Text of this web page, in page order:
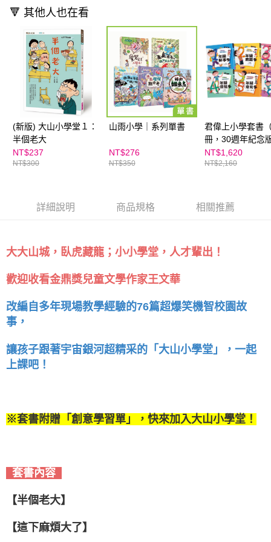
【注意事項】
１．透過由恩沛科技股份有限公司提供之「AFTEE先享後付」服務完成之交
易，需依本服務之必要範圍內提供個人資料，並將交易相關給付款項請求債
權轉讓予恩沛科技股份有限公司。
２．關於個人資料處理事宜，請瀏覽以下網址：
https://aftee.tw/terms/#terms3
３．未成年的使用者請事先徵得法定代理人或監護人之同意方可使用
「AFTEE先享後付」，若未經同意申辦者引起之損失，本公司不負相關責
４．使用「AFTEE先享後付」時，將依據個別帳號之用戶狀況，依本公司即
時審查核予不同之上限額度；若仍有額度不足之情形，本公司將視審查結果
請求用戶進行身份認證。
５．嚴禁一人註冊多個帳號或使用他人資訊註冊。若發現惡意使用之情形，
恩沛科技股份有限公司將有權停止該用戶之使用額度並採取法律行動。
🔻 其他人也在看
(新版) 大山小學堂１：
半個老大
NT$237
NT$300
山雨小學｜系列單書
NT$276
NT$350
君偉上小學套書
冊，30週年紀念
NT$1,620
NT$2,160
詳細說明 商品規格 相關推薦
大大山城，臥虎藏龍；小小學堂，人才輩出！
歡迎收看金鼎獎兒童文學作家王文華
改編自多年現場教學經驗的76篇超爆笑機智校園故
事，
讓孩子跟著宇宙銀河超精采的「大山小學堂」，一起
上課吧！
※套書附贈「創意學習單」，快來加入大山小學堂！
套書內容
【半個老大】
【這下麻煩大了】